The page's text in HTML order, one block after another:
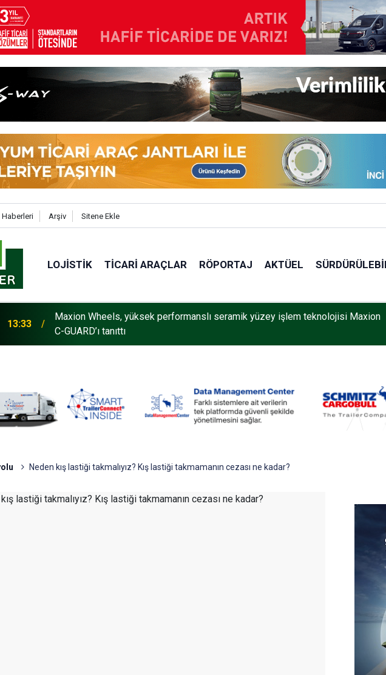
Haberleri Arşiv Sitene Ekle
LOJISTIK TICARI ARAÇLAR RÖPORTAJ AKTÜEL
13:33
Maxion Wheels, yüksek performanslı seramik yüzey işlem teknolojisi Maxion
C-GUARD’ı tanıttı
Neden kış lastiği takmalıyız? Kış lastiği takmamanın cezası ne kadar?